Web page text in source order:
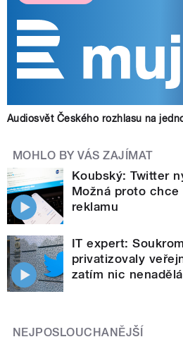
Audiosvět Českého rozhlasu na
MOHLO BY VÁS ZAJÍMAT
Koubský: Twitter
Možná proto
reklamu
IT expert:
privatizovaly
zatím nic
NEJPOSLOUCHANĚJŠÍ